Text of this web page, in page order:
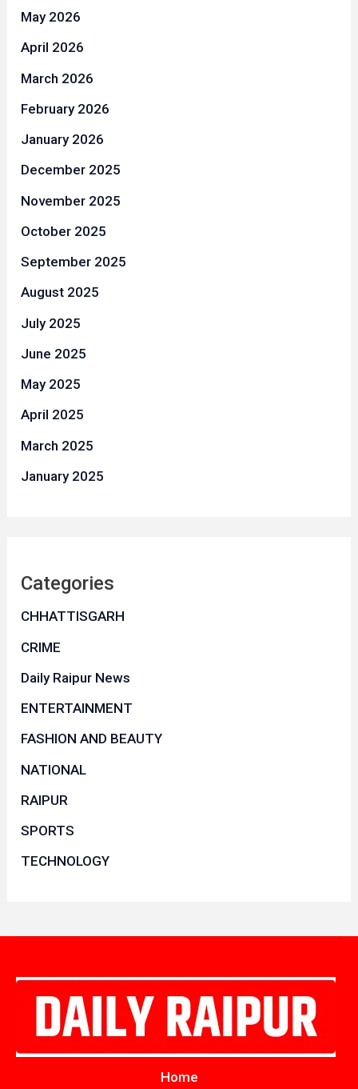
May 2026
April 2026
March 2026
February 2026
January 2026
December 2025
November 2025
October 2025
September 2025
August 2025
July 2025
June 2025
May 2025
April 2025
March 2025
January 2025
Categories
CHHATTISGARH
CRIME
Daily Raipur News
ENTERTAINMENT
FASHION AND BEAUTY
NATIONAL
RAIPUR
SPORTS
TECHNOLOGY
Home